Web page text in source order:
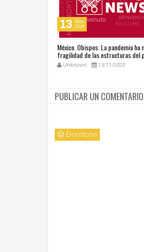
13 Nov
2020
México. Obispos: La pandemia ha
fragilidad de las estructuras del
Unknown 13/11/2020
PUBLICAR UN COMENTARIO
Emoticon